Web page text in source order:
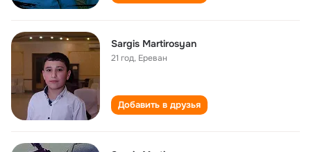
Sargis Martirosyan
21 год, Ереван
Добавить в друзья